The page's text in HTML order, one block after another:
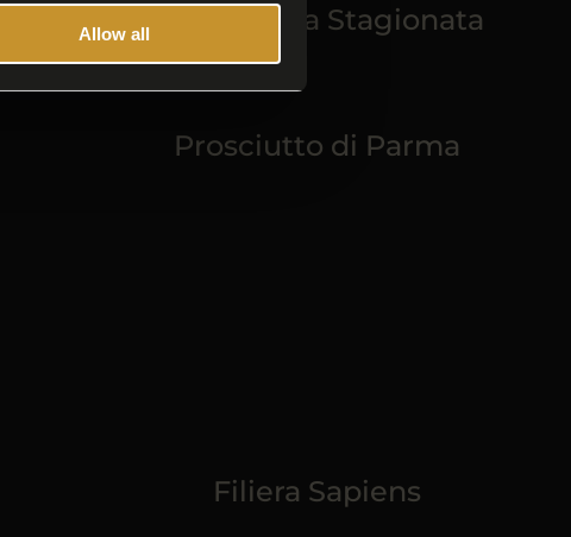
Allow all La Pancetta Stagionata
Prosciutto di Parma
Filiera Sapiens